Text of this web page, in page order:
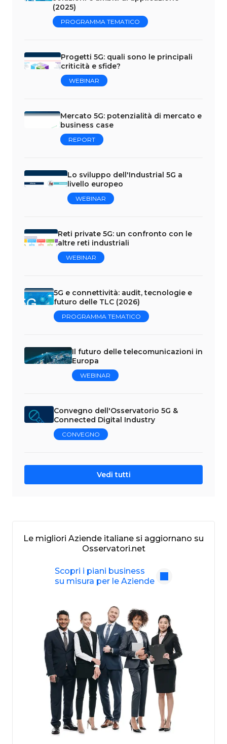
(2025)
PROGRAMMA TEMATICO
Progetti 5G: quali sono le principali
criticità e sfide?
WEBINAR
Mercato 5G: potenzialità di mercato e
business case
REPORT
Lo sviluppo dell'Industrial 5G a
livello europeo
WEBINAR
Reti private 5G: un confronto con le
altre reti industriali
WEBINAR
5G e connettività: audit, tecnologie e
futuro delle TLC (2026)
PROGRAMMA TEMATICO
Il futuro delle telecomunicazioni in
Europa
WEBINAR
Convegno dell'Osservatorio 5G &
Connected Digital Industry
CONVEGNO
Vedi tutti
Le migliori Aziende italiane si aggiornano su
Osservatori.net
Scopri i piani business
su misura per le Aziende